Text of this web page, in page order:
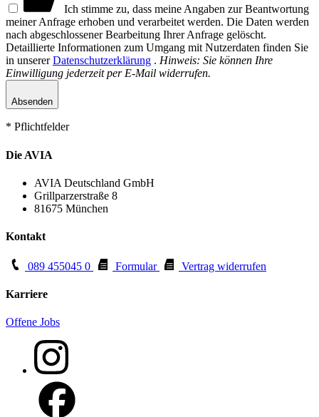
Ich stimme zu, dass meine Angaben zur Beantwortung
meiner Anfrage erhoben und verarbeitet werden. Die Daten werden
nach abgeschlossener Bearbeitung Ihrer Anfrage gelöscht.
Detaillierte Informationen zum Umgang mit Nutzerdaten finden Sie
in unsererDatenschutzerklärung . Hinweis: Sie können Ihre
Einwilligung jederzeit per E-Mail widerrufen.
Absenden
* Pflichtfelder
Die AVIA
AVIA Deutschland GmbH
Grillparzerstraße 8
81675 München
Kontakt
089 455045 0 Formular Vertrag widerrufen
Karriere
Offene Jobs